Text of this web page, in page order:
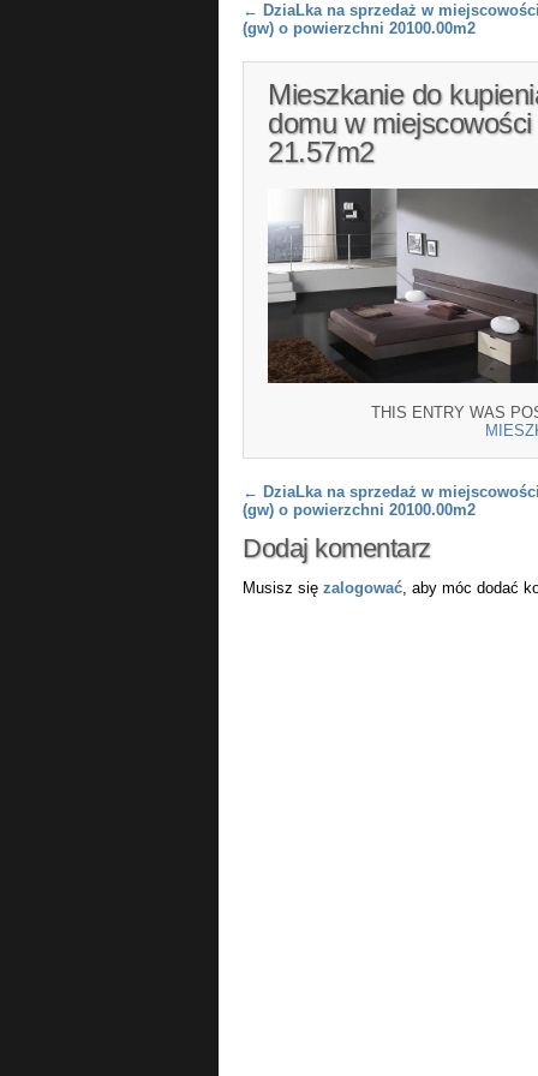
Post navigation
← DziaLka na sprzedaż w
(gw) o powierzchni 20100.00m2
Mieszkanie do
domu w
21.57m2
THIS ENTRY WAS
Post navigation
← DziaLka na sprzedaż w
(gw) o powierzchni 20100.00m2
Dodaj komentarz
Musisz się zalogować , aby móc dodać